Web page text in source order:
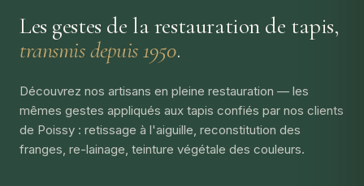
Les gestes de la restauration de tapis,
transmis depuis 1950.
Découvrez nos artisans en pleine restauration — les
mêmes gestes appliqués aux tapis confiés par nos clients
de Poissy : retissage à l'aiguille, reconstitution des
franges, re-lainage, teinture végétale des couleurs.